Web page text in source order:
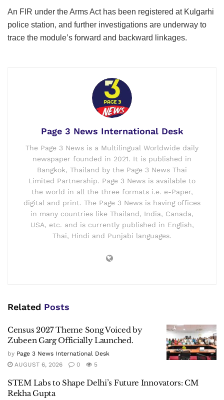
An FIR under the Arms Act has been registered at Kulgarhi
police station, and further investigations are underway to
trace the module’s forward and backward linkages.
Page 3 News International Desk
The Page 3 News is a Multilingual Worldwide daily
newspaper founded in 2021. It is published in
Bangkok, Thailand by the Page 3 News Thai
Limited Partnership. Page 3 News is available to
the world in all the three formats i.e. e-Paper,
digital and print. The Page 3 News is having offices
in many countries like Thailand, India, Canada,
USA, etc. and is currently published in English,
Thai, Hindi and Punjabi languages.
Related Posts
Census 2027 Theme Song Voiced by
Zubeen Garg Officially Launched.
by Page 3 News International Desk
AUGUST 6, 2026
0 5
STEM Labs to Shape Delhi’s Future Innovators: CM
Rekha Gupta